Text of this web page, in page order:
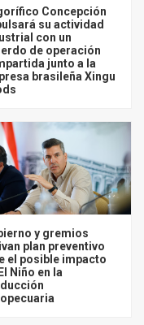
Concepción
su actividad
con un
de operación
junto a la
brasileña Xingu
y gremios
plan preventivo
el posible impacto
Niño en la